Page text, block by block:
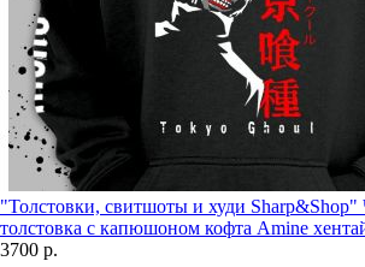
"Толстовки, свитшоты и худи
толстовка с капюшоном кофта Amine
3700 р.